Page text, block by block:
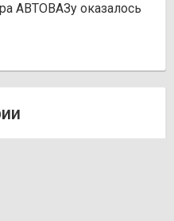
АВТОВАЗу оказалось